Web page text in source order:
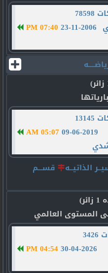
23-11-2006
07:40 PM
09-06-2019
05:07 AM
الذاتيــه
قســـم
المستوى العالمي
30-04-2026
04:54 PM